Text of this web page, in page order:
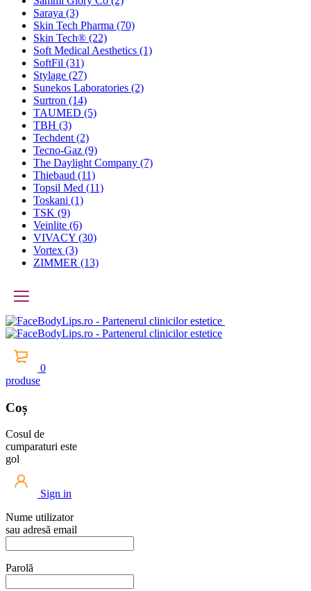
Saraya (3)
Skin Tech Pharma (70)
Skin Tech® (22)
Soft Medical Aesthetics (1)
SoftFil (31)
Stylage (27)
Sunekos Laboratories (2)
Surtron (14)
TAUMED (5)
TBH (3)
Techdent (2)
Tecno-Gaz (9)
The Daylight Company (7)
Thiebaud (11)
Topsil Med (11)
Toskani (1)
TSK (9)
Veinlite (6)
VIVACY (30)
Vortex (3)
ZIMMER (13)
0
produse
Coș
Cosul de
cumparaturi este
gol
Sign in
Nume utilizator
sau adresă email
Parolă